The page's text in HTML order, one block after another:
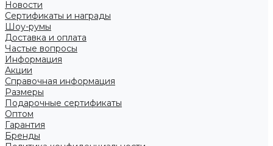
Новости
Сертификаты и награды
Шоу-румы
Доставка и оплата
Частые вопросы
Информация
Акции
Справочная информация
Размеры
Подарочные сертификаты
Оптом
Гарантия
Бренды